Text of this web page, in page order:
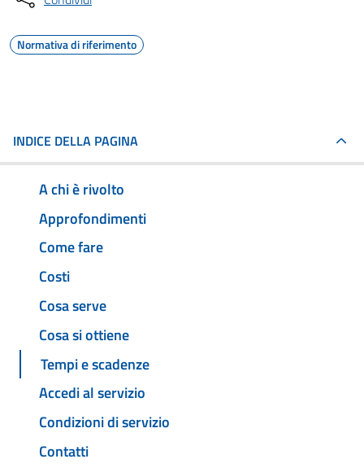
Normativa di riferimento
INDICE DELLA PAGINA
A chi è rivolto
Approfondimenti
Come fare
Costi
Cosa serve
Cosa si ottiene
Tempi e scadenze
Accedi al servizio
Condizioni di servizio
Contatti